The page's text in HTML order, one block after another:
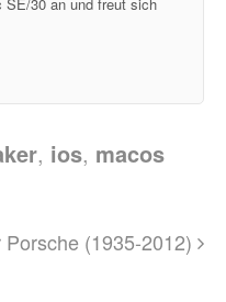
30 an und freut sich
, ios, macos
(1935-2012)